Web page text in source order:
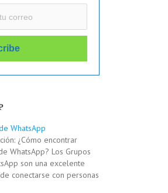
WhatsApp
¿Cómo encontrar
WhatsApp? Los Grupos
son una excelente
conectarse con personas